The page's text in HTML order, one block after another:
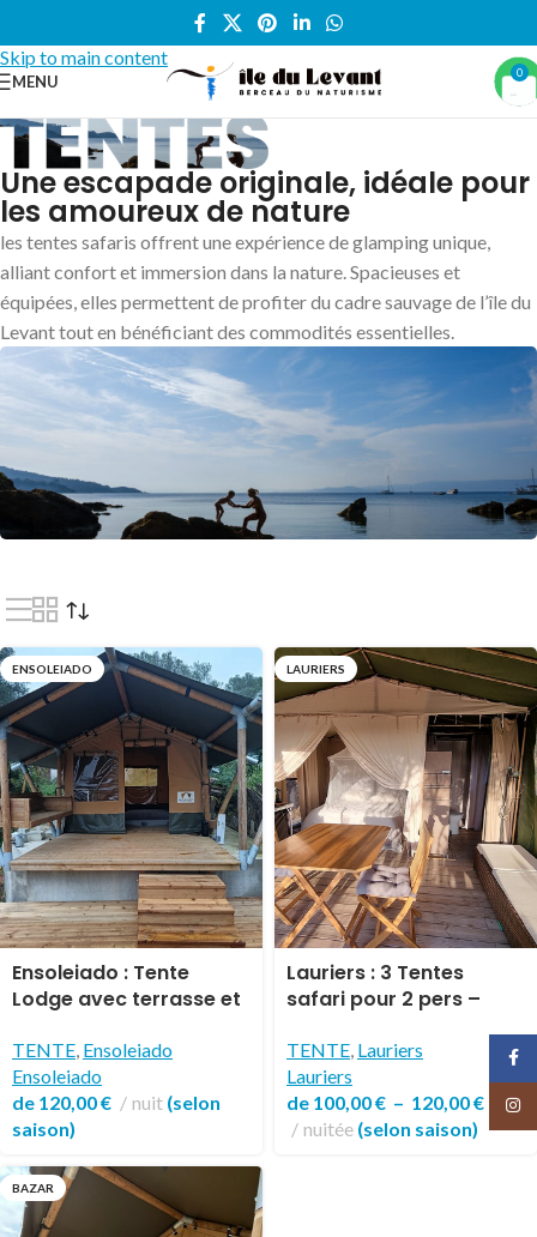
Skip to main content
MENU 0
Accueil Locations vacances TENTE
Une escapade originale, idéale pour
les amoureux de nature
les tentes safaris offrent une expérience de glamping unique,
alliant confort et immersion dans la nature. Spacieuses et
équipées, elles permettent de profiter du cadre sauvage de l’île du
Levant tout en bénéficiant des commodités essentielles.
ENSOLEIADO
Ensoleiado : Tente
Lodge avec terrasse et
TENTE, Ensoleiado
Ensoleiado
de 120,00€ nuit (selon
saison)
LAURIERS
Lauriers : 3 Tentes
safari pour 2 pers –
WC privatifs
TENTE, Lauriers
Lauriers
de 100,00€ – 120,00€
nuitée (selon saison)
BAZAR